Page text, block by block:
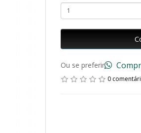
Ou se preferir
0